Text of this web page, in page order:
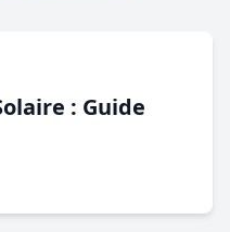
: Guide